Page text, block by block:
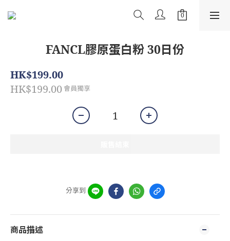
FANCL膠原蛋白粉 30日份
HK$199.00
HK$199.00 會員獨享
分享到
商品描述